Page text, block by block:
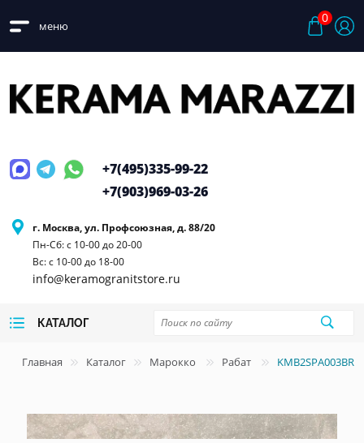
меню
0
г. Москва, ул. Профсоюзная, д. 88/20
Пн-Сб: с 10-00 до 20-00
Вс: с 10-00 до 18-00
info@keramogranitstore.ru
+7(495)335-99-22
+7(903)969-03-26
КАТАЛОГ
Главная Каталог Марокко Рабат